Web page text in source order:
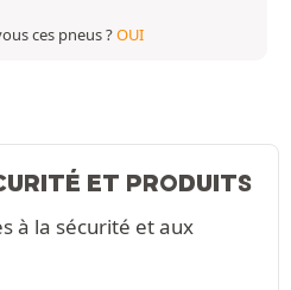
ces pneus ?OUI
ET PRODUITS
à la sécurité et aux